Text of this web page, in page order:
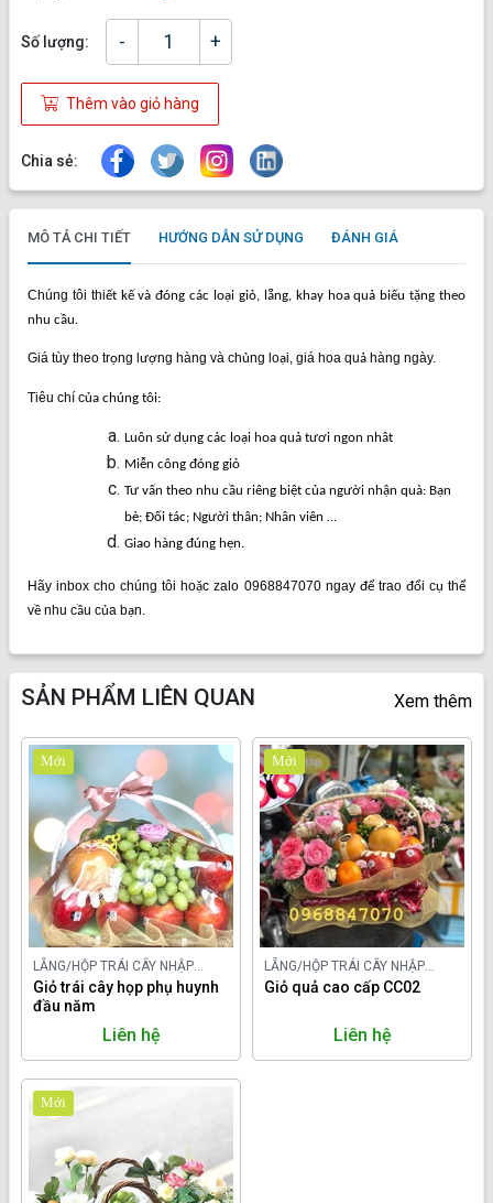
Số lượng: - +
Thêm vào giỏ hàng
Chia sẻ:
MÔ TẢ CHI TIẾT HƯỚNG DẪN SỬ DỤNG ĐÁNH GIÁ
Chúng tôi thiết kế và đóng các loại giỏ, lẵng, khay hoa quả biếu tặng theo
nhu cầu.
Giá tùy theo trọng l ượng hàng và chủng loại, giá hoa quả hàng ngày.
Tiêu chí của chúng tôi:
Luôn sử dụng các loại hoa quả tươi ngon nhât
Miễn công đóng giỏ
Tư vấn theo nhu cầu riêng biệt của người nhận quà: Bạn
bè; Đối tác; Người thân; Nhân viên …
Giao hàng đúng hẹn.
Hãy inbox cho chúng tôi hoặc zalo 0968847070 ngay đểtrao đổi cụ thể
về nhu cầu của bạn.
SẢN PHẨM LIÊN QUAN Xem thêm
LẴNG/HỘP TRÁI CÂY NHẬP
KHẨU
Giỏ trái cây họp phụ huynh
đầu năm
Liên hệ
Mới
LẴNG/HỘP TRÁI CÂY NHẬP
KHẨU
Giỏ quả cao cấp CC02
Liên hệ
Mới
Mới